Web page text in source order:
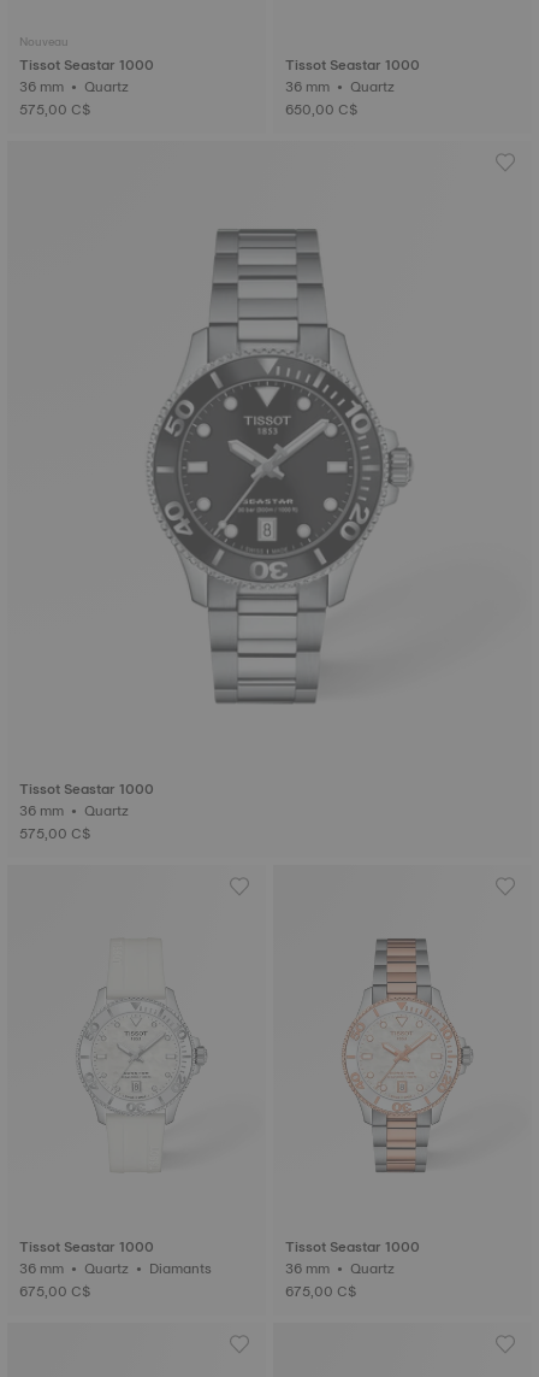
Nouveau
Tissot Seastar 1000
36 mm • Quartz
575,00 C$
Tissot Seastar 1000
36 mm • Quartz
650,00 C$
Tissot Seastar 1000
36 mm • Quartz
575,00 C$
Tissot Seastar 1000
36 mm • Quartz • Diamants
675,00 C$
Tissot Seastar 1000
36 mm • Quartz
675,00 C$